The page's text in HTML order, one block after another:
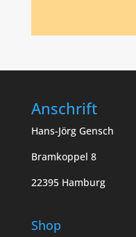
Anschrift
Hans-Jörg Gensch
Bramkoppel 8
22395 Hamburg
Shop